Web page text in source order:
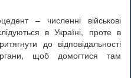
– численні військові
в Україні, проте в
до відповідальності
щоб домогтися там